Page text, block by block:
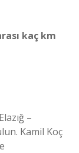
kaç km
–
Kamil Koç